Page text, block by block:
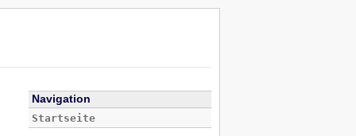
Navigation
Startseite